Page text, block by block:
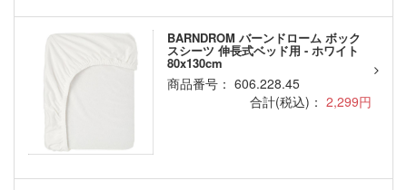
BARNDROM バーンドローム ボック
スシーツ 伸長式ベッド用 - ホワイト
80x130cm
商品番号： 606.228.45
合計(税込)： 2,299円